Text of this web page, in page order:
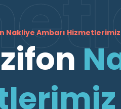
Nakliye Ambarı Hizmetlerimiz